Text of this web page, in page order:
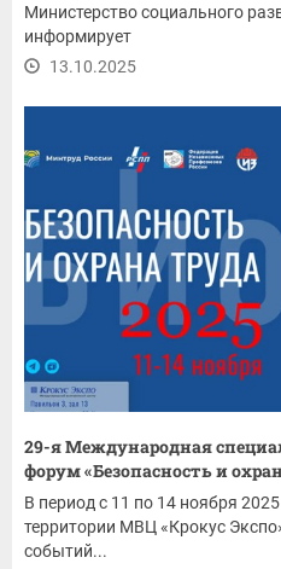
Министерство социального
информирует
13.10.2025
29-я Международная
форум «Безопасность и
В период с 11 по 14 ноября
территории МВЦ «Крокус
событий...